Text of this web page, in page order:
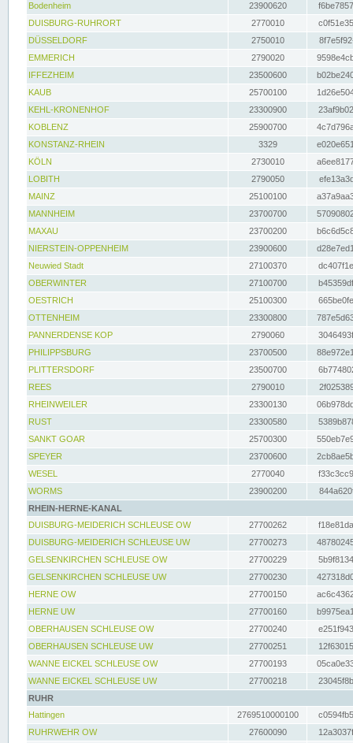
Bodenheim
23900620
DUISBURG-RUHRORT
2770010
DÜSSELDORF
2750010
EMMERICH
2790020
IFFEZHEIM
23500600
KAUB
25700100
KEHL-KRONENHOF
23300900
KOBLENZ
25900700
KONSTANZ-RHEIN
3329
KÖLN
2730010
LOBITH
2790050
MAINZ
25100100
MANNHEIM
23700700
MAXAU
23700200
NIERSTEIN-OPPENHEIM
23900600
Neuwied Stadt
27100370
OBERWINTER
27100700
OESTRICH
25100300
OTTENHEIM
23300800
PANNERDENSE KOP
2790060
PHILIPPSBURG
23700500
PLITTERSDORF
23500700
REES
2790010
RHEINWEILER
23300130
RUST
23300580
SANKT GOAR
25700300
SPEYER
23700600
WESEL
2770040
WORMS
23900200
RHEIN-HERNE-KANAL
DUISBURG-MEIDERICH SCHLEUSE OW
27700262
DUISBURG-MEIDERICH SCHLEUSE UW
27700273
GELSENKIRCHEN SCHLEUSE OW
27700229
GELSENKIRCHEN SCHLEUSE UW
27700230
HERNE OW
27700150
HERNE UW
27700160
OBERHAUSEN SCHLEUSE OW
27700240
OBERHAUSEN SCHLEUSE UW
27700251
WANNE EICKEL SCHLEUSE OW
27700193
WANNE EICKEL SCHLEUSE UW
27700218
RUHR
Hattingen
2769510000100
RUHRWEHR OW
27600090